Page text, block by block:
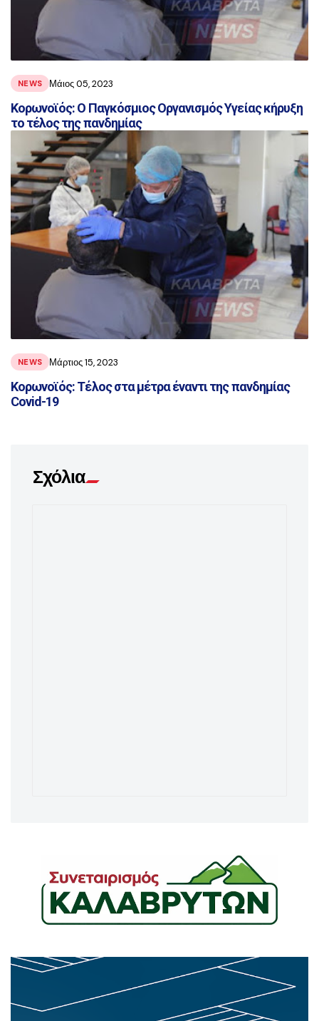
NEWS Μάιος 05, 2023
Κορωνοϊός: Ο Παγκόσμιος Οργανισμός Υγείας κήρυξη
το τέλος της πανδημίας
NEWS Μάρτιος 15, 2023
Κορωνοϊός: Τέλος στα μέτρα έναντι της πανδημίας
Covid-19
Σχόλια